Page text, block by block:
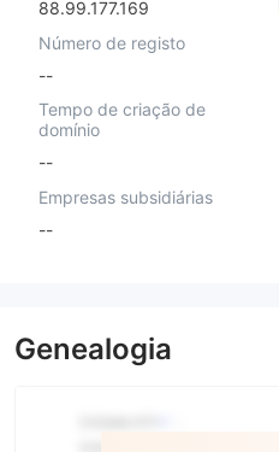
88.99.177.169
Número de registo
--
Tempo de criação de
domínio
--
Empresas subsidiárias
--
Genealogia